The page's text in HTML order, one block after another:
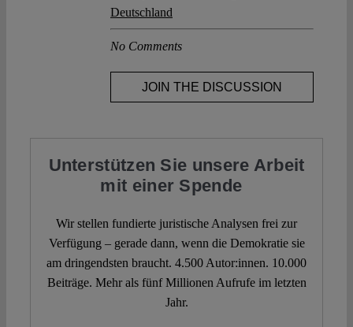
Deutschland
No Comments
JOIN THE DISCUSSION
Unterstützen Sie unsere Arbeit
mit einer Spende
Wir stellen fundierte juristische Analysen frei zur
Verfügung – gerade dann, wenn die Demokratie sie
am dringendsten braucht. 4.500 Autor:innen. 10.000
Beiträge. Mehr als fünf Millionen Aufrufe im letzten
Jahr.